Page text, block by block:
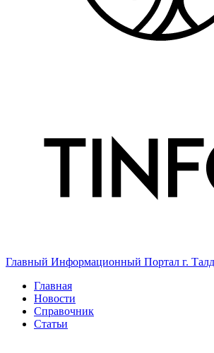
Главный Информационный Портал г.
Главная
Новости
Справочник
Статьи